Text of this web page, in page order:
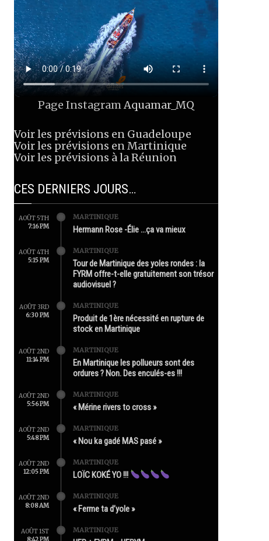
Page InstagramAquamar_MQ
Voir les prévisions en Guadeloupe
Voir les prévisions en Martinique
Voir les prévisions à la Réunion
CES DERNIERS JOURS…
AOÛT 5TH
7:16 PM
MARTINIQUE
Hermann Rose -Élie …ça va mieux
AOÛT 4TH
5:15 PM
MARTINIQUE
Tour de Martinique des yoles rondes : la
FYRM offre-t-elle gratuitement son trésor
audiovisuel ?
AOÛT 3RD
6:30 PM
MARTINIQUE
Produit de 1ère nécessité en rupture de
stock en Martinique
AOÛT 2ND
11:14 PM
MARTINIQUE
En Martinique les pollueurs sont des
ordures ? Non. Des enculés-es !!!
AOÛT 2ND
5:56 PM
MARTINIQUE
« Mérine rivers to cross »
AOÛT 2ND
5:48 PM
MARTINIQUE
« Nou ka gadé MAS pasé »
AOÛT 2ND
12:05 PM
MARTINIQUE
LOÏC KOKÉ YO !!!
AOÛT 2ND
8:08 AM
MARTINIQUE
« Ferme ta d’yole »
AOÛT 1ST
8:42 PM
MARTINIQUE